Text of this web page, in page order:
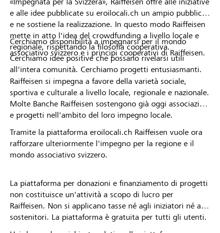
e alle idee pubblicate su eroilocali.ch un ampio pubblico
e ne sostiene la realizzazione. In questo modo Raiffeisen
mette in atto l'idea del crowdfunding a livello locale e
regionale, rispettando la filosofia cooperativa.
Cerchiamo idee positive che possano rivelarsi utili
all'intera comunità. Cerchiamo progetti entusiasmanti.
Cerchiamo disponibilità a impegnarsi per il mondo
associativo svizzero e i principi cooperativi di Raiffeisen.
Raiffeisen si impegna a favore della varietà sociale,
sportiva e culturale a livello locale, regionale e nazionale.
Molte Banche Raiffeisen sostengono già oggi associazioni
e progetti nell'ambito del loro impegno locale.
Tramite la piattaforma eroilocali.ch Raiffeisen vuole ora
rafforzare ulteriormente l'impegno per la regione e il
mondo associativo svizzero.
La piattaforma per donazioni e finanziamento di progetti
non costituisce un'attività a scopo di lucro per
Raiffeisen. Non si applicano tasse né agli iniziatori né ai
sostenitori. La piattaforma è gratuita per tutti gli utenti.